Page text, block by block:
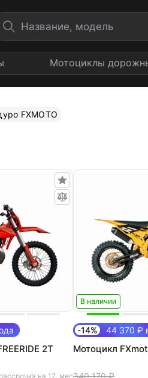
Мотоциклы
FXMOTO
2T
рассрочка на 12. мес
В наличии
-14% 44 370 ₽
Мотоцикл
340 170 ₽